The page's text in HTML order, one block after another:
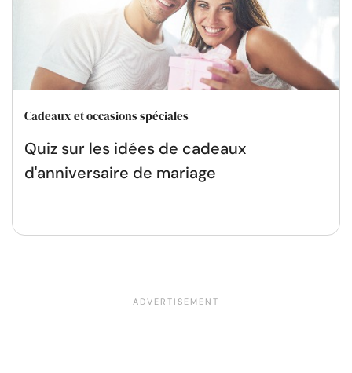
Cadeaux et occasions spéciales
Quiz sur les idées de cadeaux
d'anniversaire de mariage